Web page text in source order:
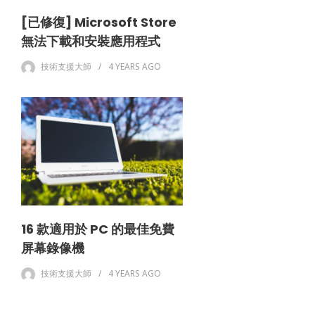
[已修復] Microsoft Store
無法下載和安裝應用程式
技術支援大師 4 YEARS AGO
16 款適用於 PC 的最佳免費
屏幕錄像機
技術支援大師 4 YEARS AGO